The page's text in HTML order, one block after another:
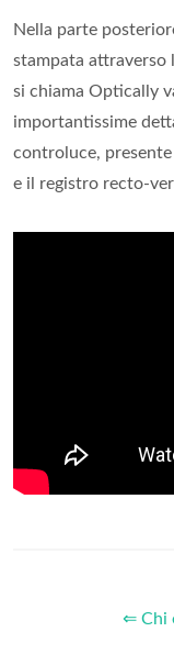
Nella parte
stampata
si chiama Optically
importantissime
controluce,
e il registro recto-
⇐ Chi